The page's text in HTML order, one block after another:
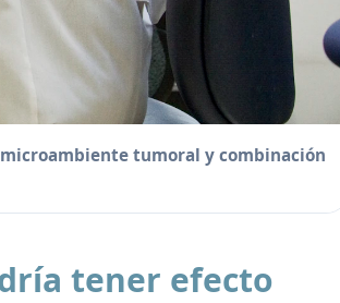
tumoral y combinación
tener efecto